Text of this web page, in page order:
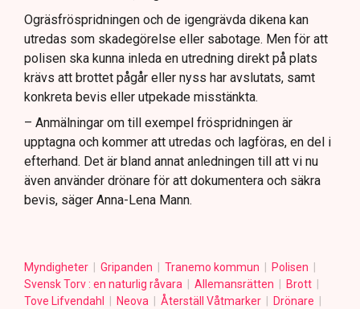
Ogräsfröspridningen och de igengrävda dikena kan
utredas som skadegörelse eller sabotage. Men för att
polisen ska kunna inleda en utredning direkt på plats
krävs att brottet pågår eller nyss har avslutats, samt
konkreta bevis eller utpekade misstänkta.
– Anmälningar om till exempel fröspridningen är
upptagna och kommer att utredas och lagföras, en del i
efterhand. Det är bland annat anledningen till att vi nu
även använder drönare för att dokumentera och säkra
bevis, säger Anna-Lena Mann.
Myndigheter Gripanden Tranemo kommun
Polisen
Svensk Torv : en naturlig råvara
Allemansrätten
Brott
Tove Lifvendahl
Neova Återställ Våtmarker
Drönare